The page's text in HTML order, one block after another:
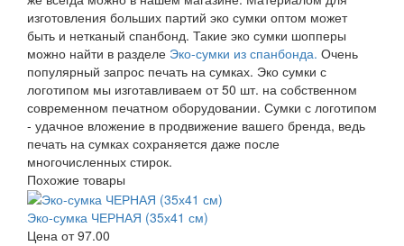
изготовления больших партий эко сумки оптом может
быть и нетканый спанбонд. Такие эко сумки шопперы
можно найти в разделе Эко-сумки из спанбонда. Очень
популярный запрос печать на сумках. Эко сумки с
логотипом мы изготавливаем от 50 шт. на собственном
современном печатном оборудовании. Сумки с логотипом
- удачное вложение в продвижение вашего бренда, ведь
печать на сумках сохраняется даже после
многочисленных стирок.
Похожие товары
Эко-сумка ЧЕРНАЯ (35х41 см)
Цена от97.00